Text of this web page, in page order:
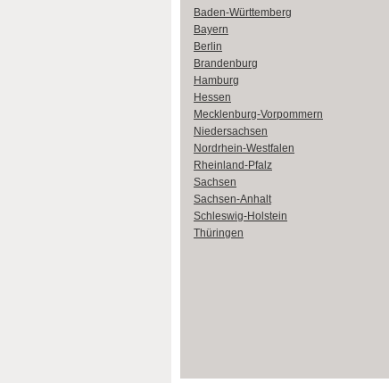
Baden-Württemberg
Bayern
Berlin
Brandenburg
Hamburg
Hessen
Mecklenburg-Vorpommern
Niedersachsen
Nordrhein-Westfalen
Rheinland-Pfalz
Sachsen
Sachsen-Anhalt
Schleswig-Holstein
Thüringen